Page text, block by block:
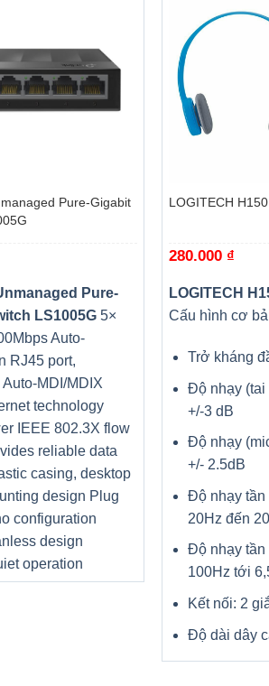
Pure-Gigabit
Pure-
LS1005G5×
Auto-
RJ45 port,
MDI/MDIX
technology
IEEE 802.3X flow
reliable data
casing, desktop
design Plug
configuration
design
operation
LOGITECH H150
280.000 ₫
LOGITECH
Cấu hình cơ
Trở kháng
Độ nhạy (tai
+/-3 dB
Độ nhạy
+/- 2.5dB
Độ nhạy tần
20Hz đến
Độ nhạy tần
100Hz tới
Kết nối: 2
Độ dài dây